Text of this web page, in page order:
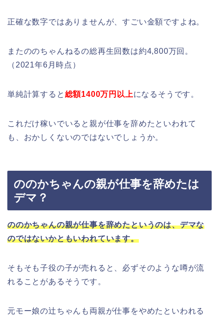
正確な数字ではありませんが、すごい金額ですよね。
またののちゃんねるの総再生回数は約4,800万回。
（2021年6月時点）
単純計算すると 総額1400万円以上になるそうです。
これだけ稼いでいると親が仕事を辞めたといわれて
も、おかしくないのではないでしょうか。
ののかちゃんの親が仕事を辞めたは
デマ？
ののかちゃんの親が仕事を辞めたというのは、デマな
のではないかともいわれています。
そもそも子役の子が売れると、必ずそのような噂が流
れることがあるそうです。
元モー娘の辻ちゃんも両親が仕事をやめたといわれる